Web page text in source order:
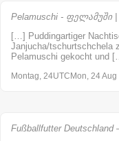
Pelamuschi - ფელამუში |
[…] Puddingartiger
Janjucha/tschurtschchela
Pelamuschi gekocht und
Montag, 24UTCMon, 24
Fußballfutter Deutschland